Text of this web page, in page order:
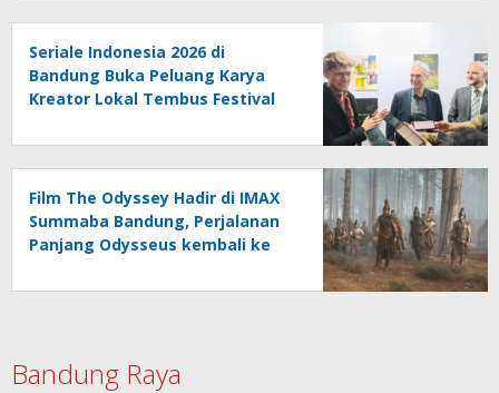
Seriale Indonesia 2026 di
Bandung Buka Peluang Karya
Kreator Lokal Tembus Festival
Film The Odyssey Hadir di IMAX
Summaba Bandung, Perjalanan
Panjang Odysseus kembali ke
Bandung Raya